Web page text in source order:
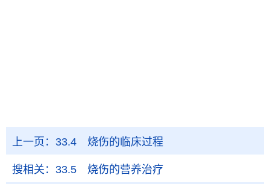
上一页： 33.4 烧伤的临床过程
搜相关： 33.5 烧伤的营养治疗